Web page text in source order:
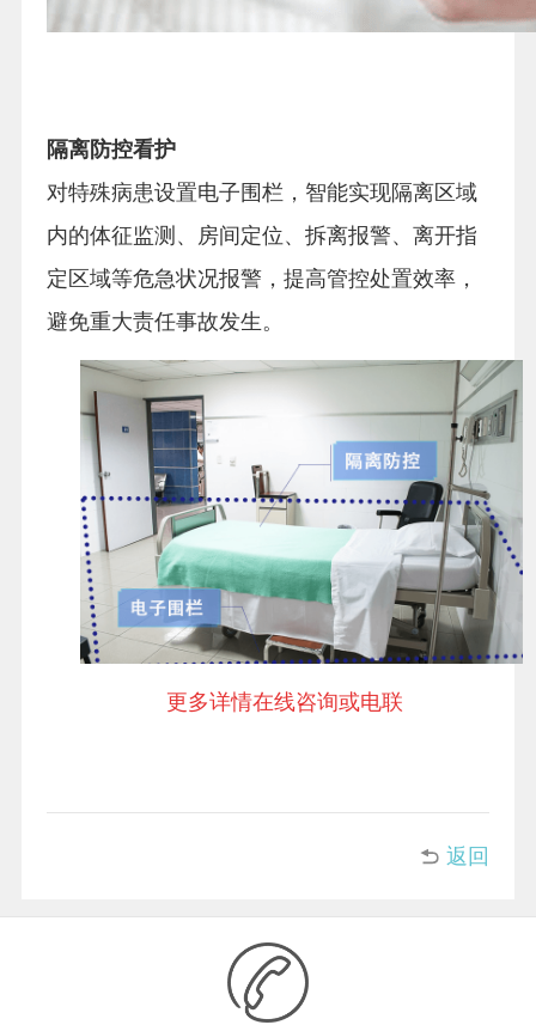
隔离防控看护
对特殊病患设置电子围栏，智能实现隔离区域
内的体征监测、房间定位、拆离报警、离开指
定区域等危急状况报警，提高管控处置效率，
避免重大责任事故发生。
更多详情在线咨询或电联
返回